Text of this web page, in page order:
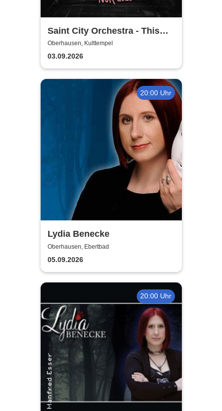
Saint City Orchestra - This
Ain´t Quiet Tour 2026
Oberhausen, Kulttempel
03.09.2026
20:00 Uhr
Lydia Benecke
Oberhausen, Ebertbad
05.09.2026
20:00 Uhr